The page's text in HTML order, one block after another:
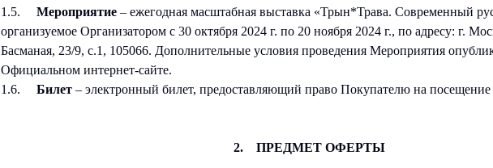
1.5. Мероприятие – ежегодная масштабная выставка «Трын*Трава. Современный
организуемое Организатором с 30 октября 2024 г. по 20 ноября 2024 г., по адресу: г.
Басманая, 23/9, с.1, 105066. Дополнительные условия проведения Мероприятия
Официальном интернет-сайте.
1.6. Билет – электронный билет, предоставляющий право Покупателю на
2. ПРЕДМЕТ ОФЕРТЫ